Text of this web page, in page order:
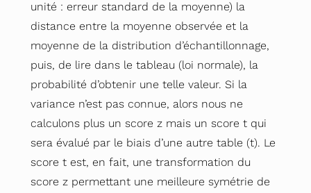
unité : erreur standard de la moyenne) la
distance entre la moyenne observée et la
moyenne de la distribution d’échantillonnage,
puis, de lire dans le tableau (loi normale), la
probabilité d’obtenir une telle valeur. Si la
variance n’est pas connue, alors nous ne
calculons plus un score z mais un score t qui
sera évalué par le biais d’une autre table (t). Le
score t est, en fait, une transformation du
score z permettant une meilleure symétrie de